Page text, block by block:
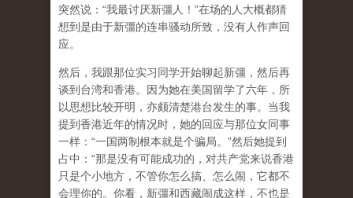
突然说：“我最讨厌新彊人！”在场的人大概都猜
想到是由于新彊的连串骚动所致，没有人作声回
应。
然后，我跟那位实习同学开始聊起新彊，然后再
谈到台湾和香港。因为她在美国留学了六年，所
以思想比较开明，亦颇清楚港台发生的事。当我
提到香港近年的情况时，她的回应与那位女同事
一样：“一国两制根本就是个骗局。”然后她提到
占中：“那是没有可能成功的，对共产党来说香港
只是个小地方，不管你怎么搞、怎么闹，它都不
会理你的。你看，新彊和西藏闹成这样，不也是